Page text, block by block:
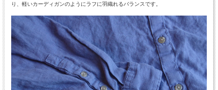
り、軽いカーディガンのようにラフに羽織れるバランスです。